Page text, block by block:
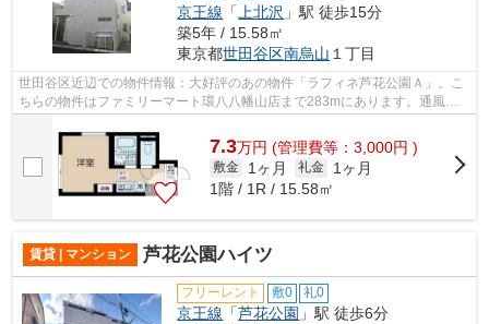
京王線 「上北沢 」駅 徒歩15分
築5年 / 15.58㎡
東京都世田谷区南烏山 １丁目
世田谷区近辺での物件情報：大好評のあの物件「ラフィネ芦花公園Ａ」。こ
ちらの物件はファミリーマート環八八幡山店まで283mにあります。通風良
7.3万円 (管理費等：3,000円 )
敷金 1ヶ月 礼金
1ヶ月
1階 / 1R / 15.58㎡
賃貸 | マンション 芦花公園ハイツ
フリーレント 敷0 礼0
京王線 「芦花公園 」駅 徒歩6分